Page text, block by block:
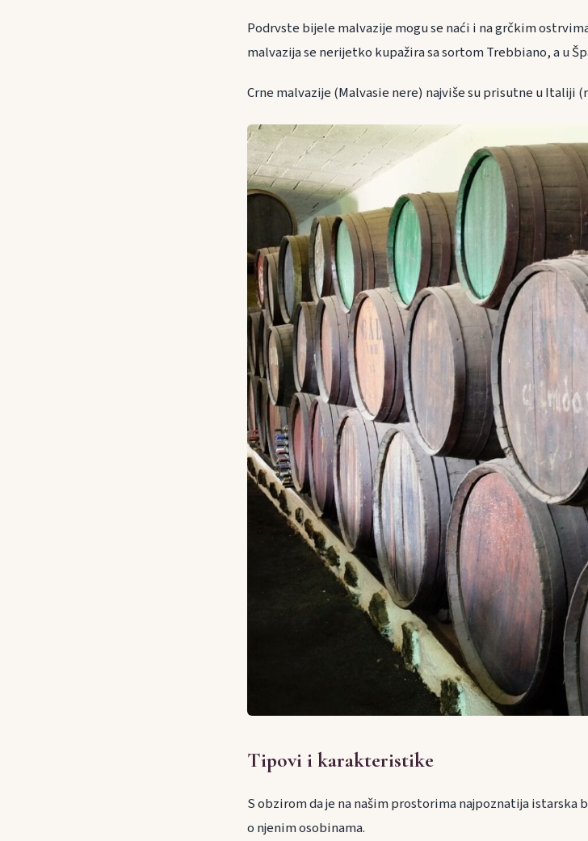
Podrvste bijele malvazije mogu se naći i na grčkim
malvazija se nerijetko kupažira sa sortom Trebbiano, a u
Crne malvazije (Malvasie nere) najviše su prisutne u Italiji
Tipovi i karakteristike
S obzirom da je na našim prostorima najpoznatija
o njenim osobinama.